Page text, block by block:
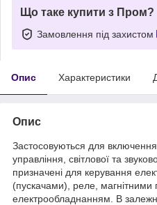
Що таке купити з Пром?
Замовлення під захистом
Опис Характеристики
Опис
Застосовуються для
управління, світлової та
призначені для керування
(пускачами), реле, магнітними
електрообладнанням. В